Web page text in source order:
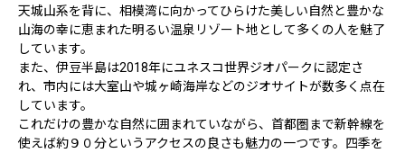
天城山系を背に、相模湾に向かってひらけた美しい自然と豊かな
山海の幸に恵まれた明るい温泉リゾート地として多くの人を魅了
しています。
また、伊豆半島は2018年にユネスコ世界ジオパークに認定さ
れ、市内には大室山や城ヶ崎海岸などのジオサイトが数多く点在
しています。
これだけの豊かな自然に囲まれていながら、首都圏まで新幹線を
使えば約９０分というアクセスの良さも魅力の一つです。四季を